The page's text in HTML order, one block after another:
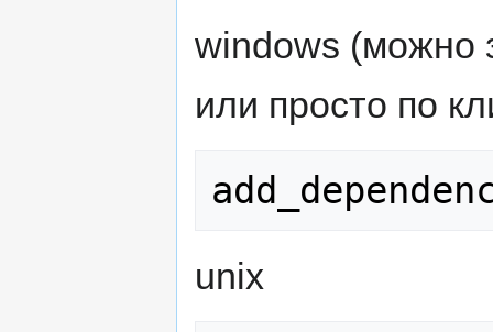
windows (можно
или просто по
unix